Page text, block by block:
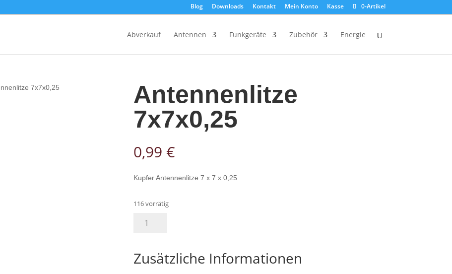
Blog Downloads Kontakt Mein Konto Kasse 0-Artikel
Abverkauf Antennen Funkgeräte Zubehör Energie
Products
7x7x0,25
Antennenlitze
7x7x0,25
0,99 €
Kupfer Antennenlitze 7 x 7 x 0,25
116 vorrätig
Antennenlitze
7x7x0,25
Zusätzliche Informationen